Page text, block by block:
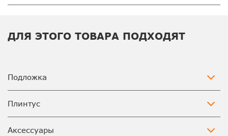
ДЛЯ ЭТОГО ТОВАРА ПОДХОДЯТ
Подложка
Плинтус
Аксессуары